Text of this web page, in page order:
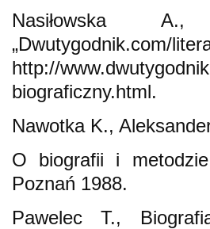
Nasiłowska
http://
biograficzny.html.
Nawotka K.,
O biografii i
Poznań 1988.
Pawelec T.,